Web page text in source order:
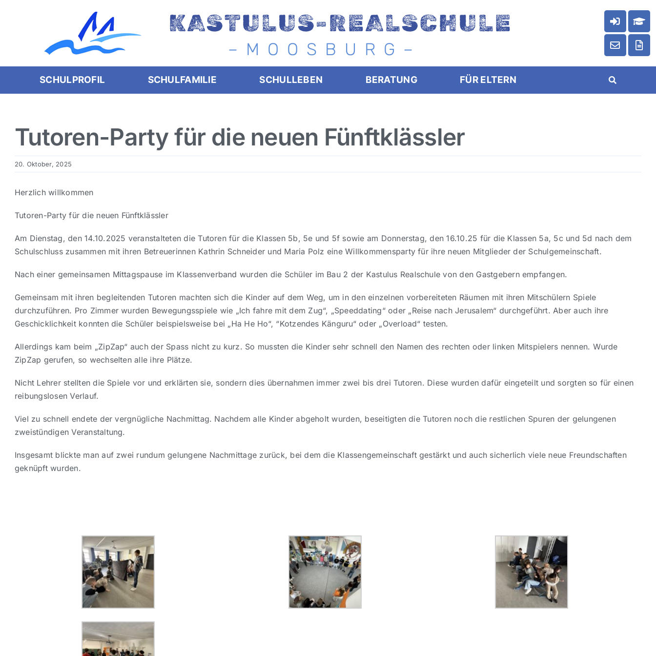
KASTULUS-REALSCHULE
– M O O S B U R G –
SCHULPROFIL SCHULFAMILIE SCHULLEBEN BERATUNG FÜR ELTERN
Tutoren-Party für die neuen Fünftklässler
20. Oktober, 2025
Herzlich willkommen
Tutoren-Party für die neuen Fünftklässler
Am Dienstag, den 14.10.2025 veranstalteten die Tutoren für die Klassen 5b, 5e und 5f sowie am Donnerstag, den 16.10.25 für die Klassen 5a, 5c und 5d nach dem
Schulschluss zusammen mit ihren Betreuerinnen Kathrin Schneider und Maria Polz eine Willkommensparty für ihre neuen Mitglieder der Schulgemeinschaft.
Nach einer gemeinsamen Mittagspause im Klassenverband wurden die Schüler im Bau 2 der Kastulus Realschule von den Gastgebern empfangen.
Gemeinsam mit ihren begleitenden Tutoren machten sich die Kinder auf dem Weg, um in den einzelnen vorbereiteten Räumen mit ihren Mitschülern Spiele
durchzuführen. Pro Zimmer wurden Bewegungsspiele wie „Ich fahre mit dem Zug“, „Speeddating“ oder „Reise nach Jerusalem“ durchgeführt. Aber auch ihre
Geschicklichkeit konnten die Schüler beispielsweise bei „Ha He Ho“, “Kotzendes Känguru“ oder „Overload“ testen.
Allerdings kam beim „ZipZap“ auch der Spass nicht zu kurz. So mussten die Kinder sehr schnell den Namen des rechten oder linken Mitspielers nennen. Wurde
ZipZap gerufen, so wechselten alle ihre Plätze.
Nicht Lehrer stellten die Spiele vor und erklärten sie, sondern dies übernahmen immer zwei bis drei Tutoren. Diese wurden dafür eingeteilt und sorgten so für einen
reibungslosen Verlauf.
Viel zu schnell endete der vergnügliche Nachmittag. Nachdem alle Kinder abgeholt wurden, beseitigten die Tutoren noch die restlichen Spuren der gelungenen
zweistündigen Veranstaltung.
Insgesamt blickte man auf zwei rundum gelungene Nachmittage zurück, bei dem die Klassengemeinschaft gestärkt und auch sicherlich viele neue Freundschaften
geknüpft wurden.